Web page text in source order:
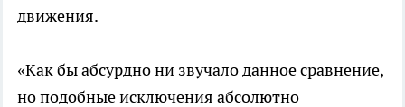
движения.
«Как бы абсурдно ни звучало данное сравнение,
но подобные исключения абсолютно